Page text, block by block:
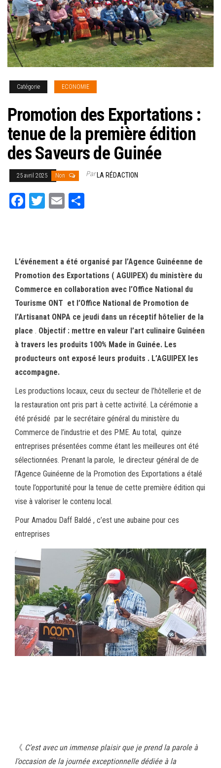
Catégorie ECONOMIE
Promotion des Exportations :
tenue de la première édition
des Saveurs de Guinée
25 avril 2025 Non ParLA RÉDACTION
Fa T
E
L’événement a été organisé par l’Agence Guinéenne de
Promotion des Exportations ( AGUIPEX) du ministère du
Commerce en collaboration avec l’Office National du
Tourisme ONT et l’Office National de Promotion de
l’Artisanat ONPA ce jeudi dans un réceptif hôtelier de la
place . Objectif : mettre en valeur l’art culinaire Guinéen
à travers les produits 100% Made in Guinée. Les
producteurs ont exposé leurs produits . L’AGUIPEX les
accompagne.
Les productions locaux, ceux du secteur de l’hôtellerie et de
la restauration ont pris part à cette activité. La cérémonie a
été présidé par le secrétaire général du ministère du
Commerce de l’industrie et des PME. Au total, quinze
entreprises présentées comme étant les meilleures ont été
sélectionnées. Prenant la parole, le directeur général de de
l’Agence Guinéenne de la Promotion des Exportations a étalé
toute l’opportunité pour la tenue de cette première édition qui
vise à valoriser le contenu local.
Pour Amadou Daff Baldé , c’est une aubaine pour ces
entreprises
《 C’est avec un immense plaisir que je prend la parole à
l’occasion de la journée exceptionnelle dédiée à la